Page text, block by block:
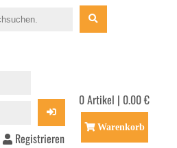
Registrieren
0 Artikel | 0.00 €
Warenkorb